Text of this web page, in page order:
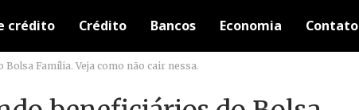
crédito Crédito Bancos Economia Contato
Família. Veja como não cair nessa.